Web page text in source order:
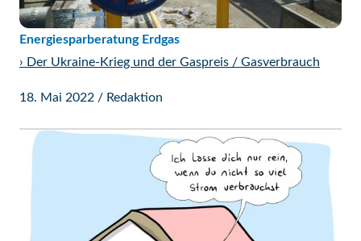
Energiesparberatung Erdgas
› Der Ukraine-Krieg und der Gaspreis / Gasverbrauch
18. Mai 2022 / Redaktion